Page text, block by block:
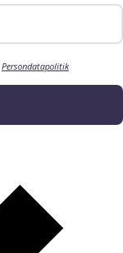
Persondatapolitik